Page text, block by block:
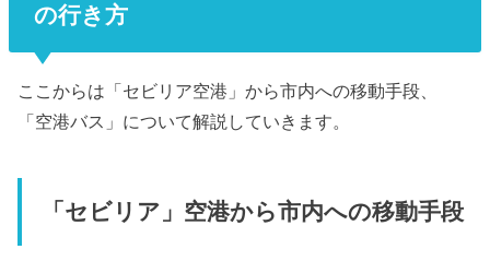
の行き方
ここからは「セビリア空港」から市内への移動手段、
「空港バス」について解説していきます。
「セビリア」空港から市内への移動手段